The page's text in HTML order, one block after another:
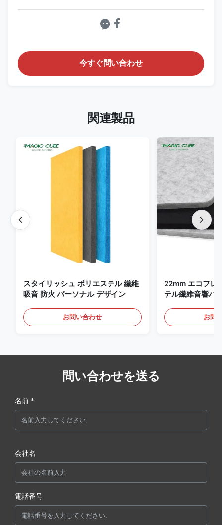
今すぐ問い合わせ
関連製品
スタイリッシュ ポリエステル 繊維
吸音 防火 パーソナル デザイン
お問い合わせ
22mm エコフレ
テル繊維音響パ
お問
問い合わせを送る
名前 *
会社名
電話番号